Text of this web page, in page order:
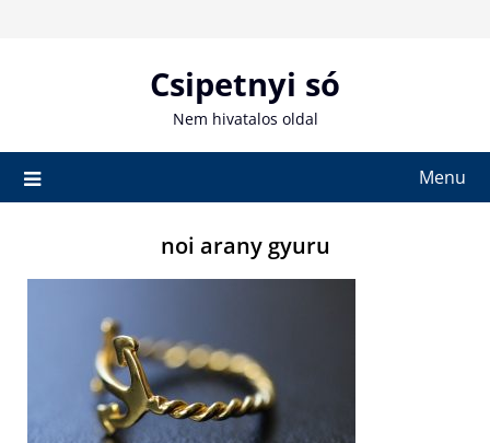
Csipetnyi só
Nem hivatalos oldal
Menu
noi arany gyuru